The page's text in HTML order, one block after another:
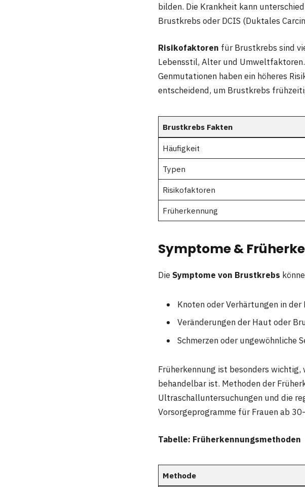
bilden. Die Krankheit kann
Brustkrebs oder DCIS (Duktales
Risikofaktoren für Brustkrebs sind
Lebensstil, Alter und
Genmutationen haben ein höheres
entscheidend, um Brustkrebs
Brustkrebs Fakten
Häufigkeit
Typen
Risikofaktoren
Früherkennung
Symptome &
Die Symptome von Brustkrebs
Knoten oder Verhärtungen in der
Veränderungen der Haut oder
Schmerzen oder ungewöhnliche
Früherkennung ist besonders
behandelbar ist. Methoden der
Ultraschalluntersuchungen und die
Vorsorgeprogramme für Frauen ab
Tabelle: Früherkennungsmethoden
Methode